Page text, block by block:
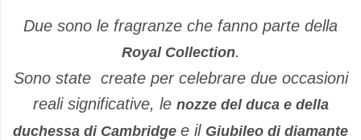
Due sono le fragranze che fanno parte della
Royal Collection.
Sono state create per celebrare due occasioni
reali significative, le nozze del duca e della
duchessa di Cambridge e il Giubileo di diamante